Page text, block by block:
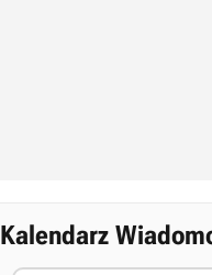
Kalendarz